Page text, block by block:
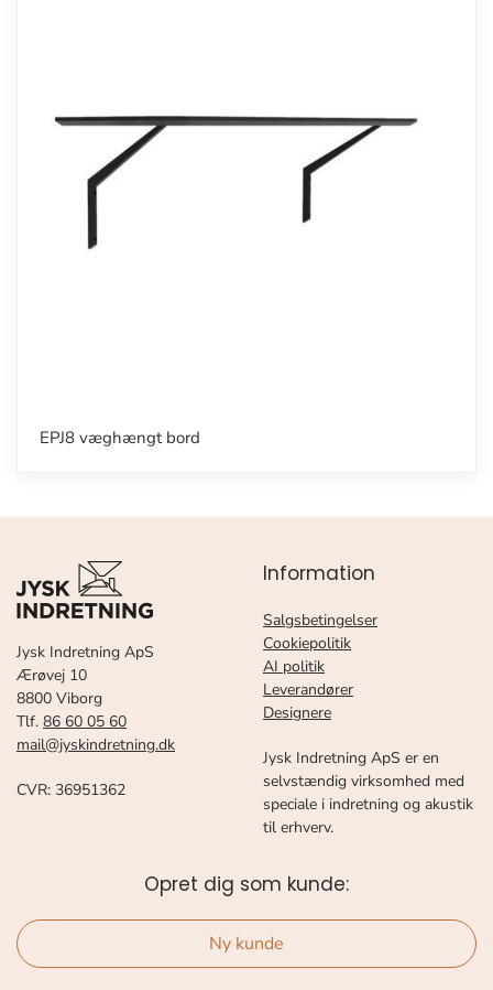
EPJ8 væghængt bord
Jysk Indretning ApS
Ærøvej 10
8800 Viborg
Tlf. 86 60 05 60
mail@jyskindretning.dk
CVR: 36951362
Information
Salgsbetingelser
Cookiepolitik
AI politik
Leverandører
Designere
Jysk Indretning ApS er en
selvstændig virksomhed med
speciale i indretning og akustik
til erhverv.
Opret dig som kunde:
Ny kunde